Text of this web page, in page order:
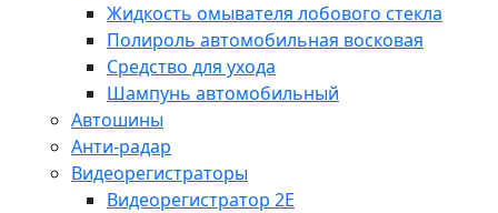
Жидкость омывателя лобового стекла
Полироль автомобильная восковая
Средство для ухода
Шампунь автомобильный
Автошины
Анти-радар
Видеорегистраторы
Видеорегистратор 2E